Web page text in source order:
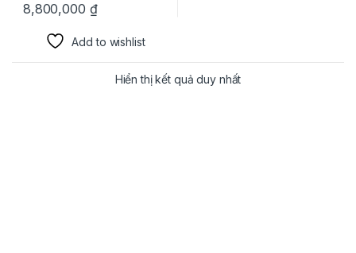
8,800,000 ₫
Add to wishlist
Hiển thị kết quả duy nhất